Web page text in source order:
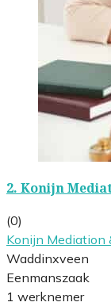
2. Konijn
(0)
Konijn Mediation
Waddinxveen
Eenmanszaak
1 werknemer